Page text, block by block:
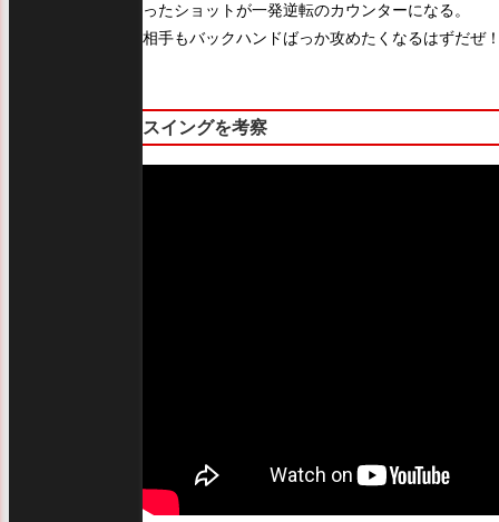
ったショットが一発逆転のカウンターになる。
相手もバックハンドばっか攻めたくなるはずだぜ
スイングを考察